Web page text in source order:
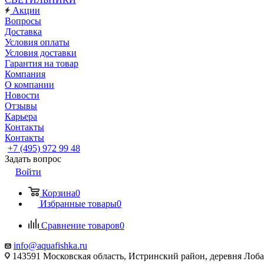
Акции
Вопросы
Доставка
Условия оплаты
Условия доставки
Гарантия на товар
Компания
О компании
Новости
Отзывы
Карьера
Контакты
Контакты
+7 (495) 972 99 48
Задать вопрос
Войти
Корзина0
Избранные товары0
Сравнение товаров0
info@aquafishka.ru
143591 Московская область, Истринский район, деревня